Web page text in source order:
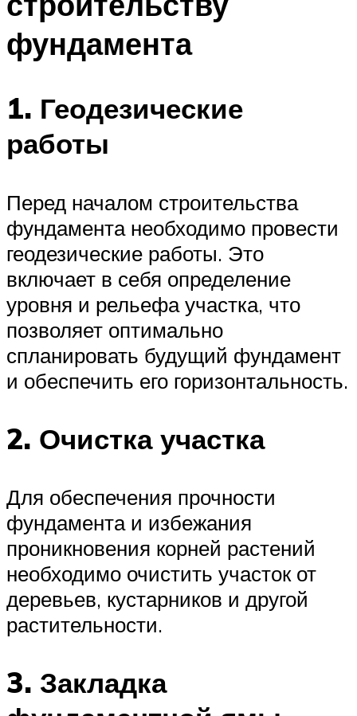
фундамента
1. Геодезические
работы
Перед началом строительства
фундамента необходимо провести
геодезические работы. Это
включает в себя определение
уровня и рельефа участка, что
позволяет оптимально
спланировать будущий фундамент
и обеспечить его горизонтальность.
2. Очистка участка
Для обеспечения прочности
фундамента и избежания
проникновения корней растений
необходимо очистить участок от
деревьев, кустарников и другой
растительности.
3. Закладка